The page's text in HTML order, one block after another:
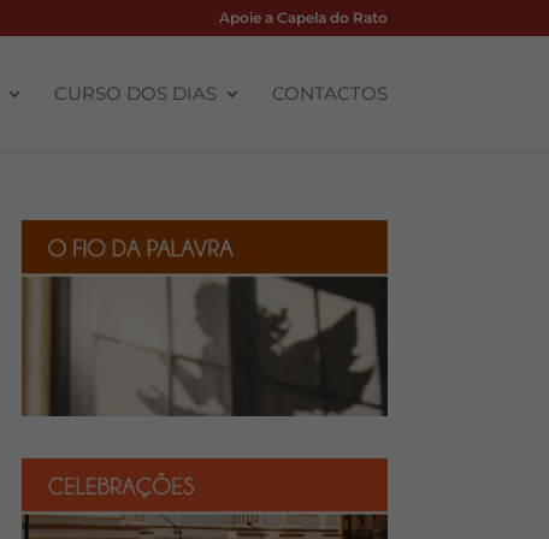
Apoie a Capela do Rato
CURSO DOS DIAS CONTACTOS